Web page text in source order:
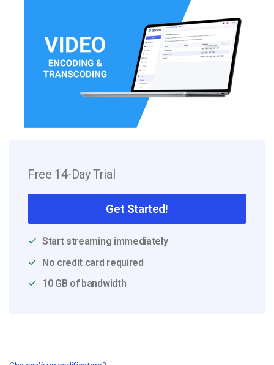
Free 14-Day Trial
Get Started!
Start streaming immediately
No credit card required
10 GB of bandwidth